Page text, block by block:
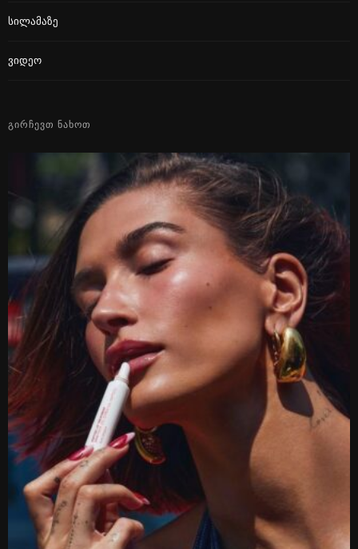
Სილამაზე
Ვიდეო
ᲒᲘᲠᲩᲔᲕᲗ ᲜᲐᲮᲝᲗ